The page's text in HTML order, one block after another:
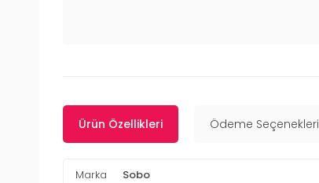
Ürün Özellikleri Ödeme Seçenekleri
Marka Sobo